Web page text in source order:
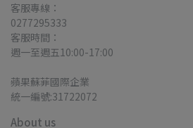
客服專線：
0277295333
客服時間：
週一至週五10:00-17:00
蘋果蘇菲國際企業
統一編號:31722072
About us